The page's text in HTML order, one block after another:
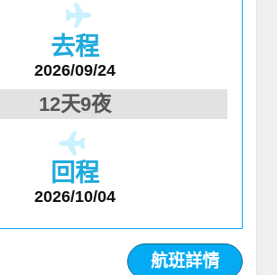
去程
2026/09/24
12天9夜
回程
2026/10/04
航班詳情